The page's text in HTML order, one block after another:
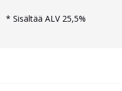
* Sisältää ALV 25,5%